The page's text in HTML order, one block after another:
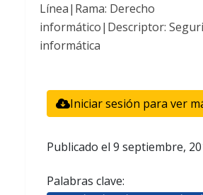
Línea|Rama: Derecho
informático|Descriptor:
informática
Iniciar sesión para ver
Publicado el 9 septiembre,
Palabras clave: